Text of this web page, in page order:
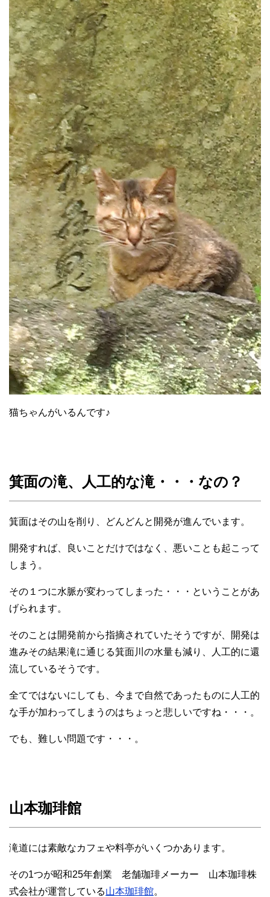
猫ちゃんがいるんです♪
箕面の滝、人工的な滝・・・なの？
箕面はその山を削り、どんどんと開発が進んでいます。
開発すれば、良いことだけではなく、悪いことも起こって
しまう。
その１つに水脈が変わってしまった・・・ということがあ
げられます。
そのことは開発前から指摘されていたそうですが、開発は
進みその結果滝に通じる箕面川の水量も減り、人工的に還
流しているそうです。
全てではないにしても、今まで自然であったものに人工的
な手が加わってしまうのはちょっと悲しいですね・・・。
でも、難しい問題です・・・。
山本珈琲館
滝道には素敵なカフェや料亭がいくつかあります。
その1つが昭和25年創業 老舗珈琲メーカー 山本珈琲株
式会社が運営している山本珈琲館。